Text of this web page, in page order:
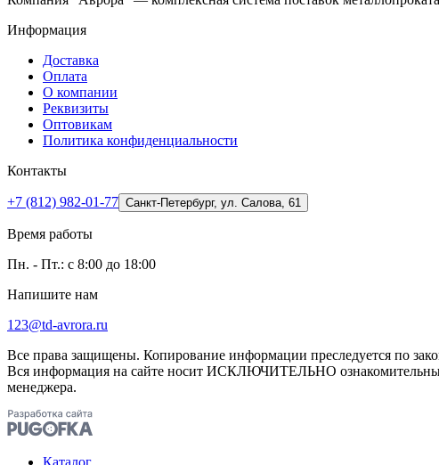
Информация
Доставка
Оплата
О компании
Реквизиты
Оптовикам
Политика конфиденциальности
Контакты
+7 (812) 982-01-77 Санкт-Петербург, ул. Салова, 61
Время работы
Пн. - Пт.: с 8:00 до 18:00
Напишите нам
123@td-avrora.ru
Все права защищены. Копирование информации преследуется по
Вся информация на сайте носит ИСКЛЮЧИТЕЛЬНО ознакомительный
менеджера.
Каталог